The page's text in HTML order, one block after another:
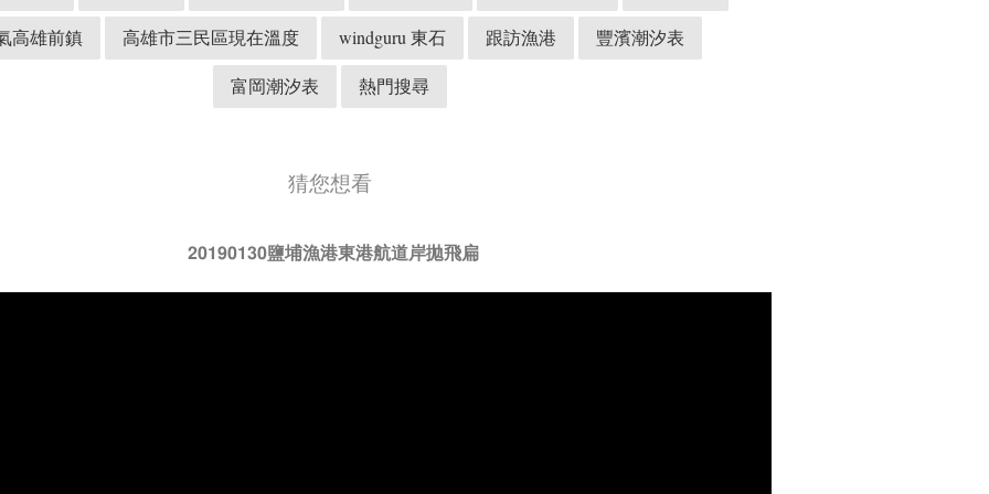
高雄前鎮 高雄市三民區現在溫度 windguru 東石 跟訪漁港 豐濱潮汐表
富岡潮汐表 熱門搜尋
猜您想看
20190130鹽埔漁港東港航道岸拋飛扁